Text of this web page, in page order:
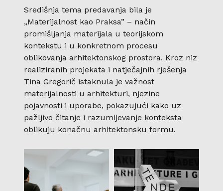
Središnja tema predavanja bila je
„Materijalnost kao Praksa” – način
promišljanja materijala u teorijskom
kontekstu i u konkretnom procesu
oblikovanja arhitektonskog prostora. Kroz niz
realiziranih projekata i natječajnih rješenja
Tina Gregorič istaknula je važnost
materijalnosti u arhitekturi, njezine
pojavnosti i uporabe, pokazujući kako uz
pažljivo čitanje i razumijevanje konteksta
oblikuju konačnu arhitektonsku formu.